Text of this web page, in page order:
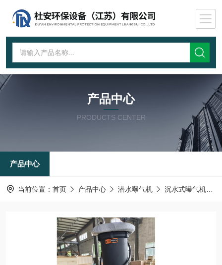
产品中心
PRODUCTS CENTER
产品中心
当前位置： 首页 产品中心 潜水曝气机 沉水式曝气机